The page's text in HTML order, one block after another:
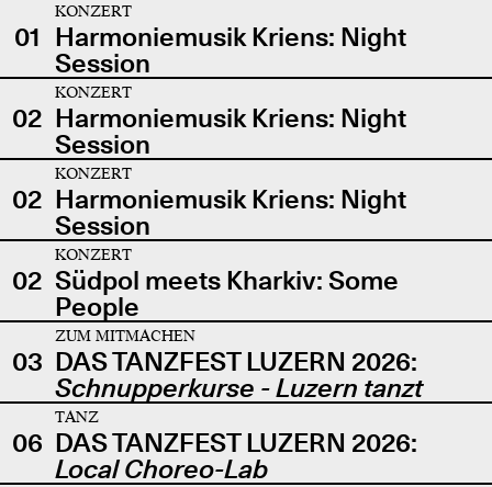
01
KONZERT
Harmoniemusik Kriens: Night
Session
02
KONZERT
Harmoniemusik Kriens: Night
Session
02
KONZERT
Harmoniemusik Kriens: Night
Session
02
KONZERT
Südpol meets Kharkiv: Some
People
03
ZUM MITMACHEN
DAS TANZFEST LUZERN 2026:
Schnupperkurse - Luzern tanzt
06
TANZ
DAS TANZFEST LUZERN 2026:
Local Choreo-Lab